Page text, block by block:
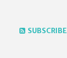
SUBSCRIBE